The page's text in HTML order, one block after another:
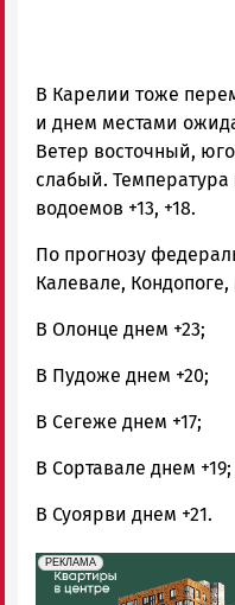
В Карелии тоже
и днем местами
Ветер восточный,
слабый. Температура
водоемов +13, +18.
По прогнозу
Калевале,
В Олонце днем +23;
В Пудоже днем +20;
В Сегеже днем +17;
В Сортавале днем +19;
В Суоярви днем +21.
erid: 2SDnjdeSPnB
РЕКЛАМА
Реклама